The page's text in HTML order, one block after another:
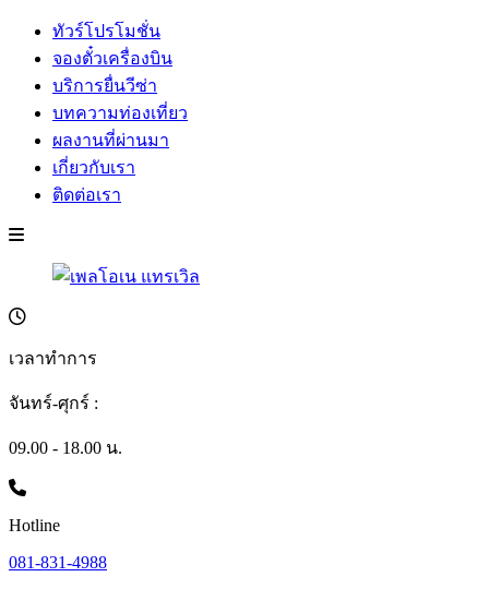
ทัวร์โปรโมชั่น
จองตั๋วเครื่องบิน
บริการยื่นวีซ่า
บทความท่องเที่ยว
ผลงานที่ผ่านมา
เกี่ยวกับเรา
ติดต่อเรา
เวลาทำการ
จันทร์-ศุกร์ :
09.00 - 18.00 น.
Hotline
081-831-4988